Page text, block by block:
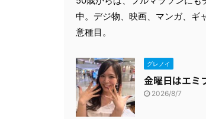
中。デジ物、映画、マンガ、ギ
意種目。
グレノイ
金曜日はエミ
2026/8/7